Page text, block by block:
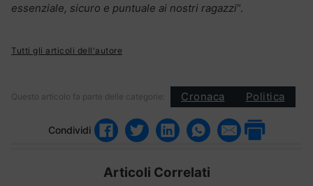
essenziale, sicuro e puntuale ai nostri ragazzi“.
Tutti gli articoli dell'autore
Questo articolo fa parte delle categorie: Cronaca Politica
Condividi
Articoli Correlati